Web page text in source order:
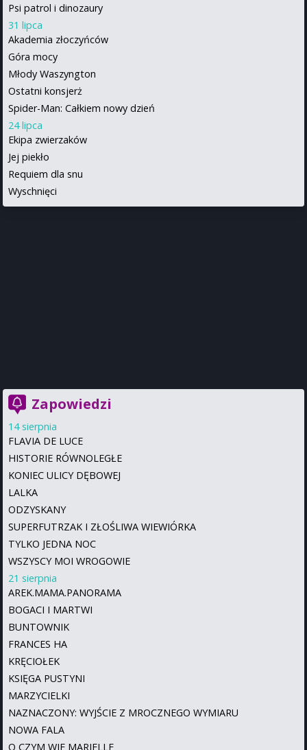
Psi patrol i dinozaury
31 lipca
Akademia złoczyńców
Góra mocy
Młody Waszyngton
Ostatni konsjerż
Spider-Man: Całkiem nowy dzień
24 lipca
Ekipa zwierzaków
Jej piekło
Requiem dla snu
Wyschnięci
Zapowiedzi
14 sierpnia
FLAVIA DE LUCE
HISTORIE RÓWNOLEGŁE
KONIEC ULICY DĘBOWEJ
LALKA
ODZYSKANY
SUPERFUTRZAK I ZŁOŚLIWA WIEWIÓRKA
TYLKO JEDNA NOC
WSZYSCY MOI WROGOWIE
21 sierpnia
AREK.MAMA.PANORAMA
BOGACI I MARTWI
BUNTOWNIK
FRANCES HA
KRĘCIOŁEK
KSIĘGA PUSTYNI
MARZYCIELKI
NAZNACZONY: WYJŚCIE Z MROCZNEGO WYMIARU
NOWA FALA
O CZYM WIE MARIELLE